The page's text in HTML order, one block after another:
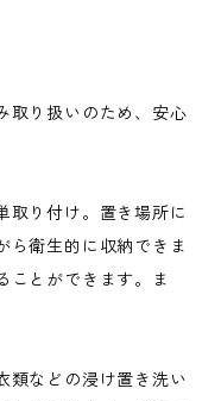
取り扱いのため、安心
取り付け。置き場所に
ら衛生的に収納できま
ことができます。ま
類などの浸け置き洗い